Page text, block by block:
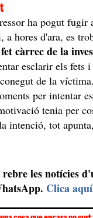
ha pogut fugir
a hores d'ara, es
càrrec de la
esclarir els fets
de la
per intentar
tenia per
intenció, tot
les notícies
Clica